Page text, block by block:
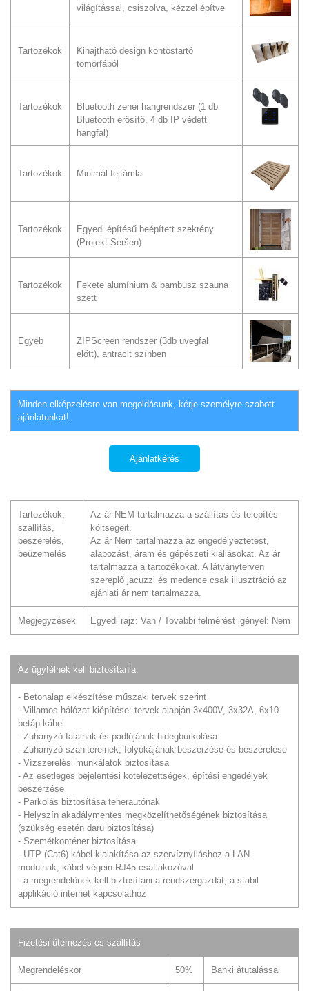
világítással, csiszolva, kézzel építve
Tartozékok
Kihajtható design köntöstartó
tömörfából
Tartozékok
Bluetooth zenei hangrendszer (1 db
Bluetooth erősítő, 4 db IP védett
hangfal)
Tartozékok Minimál fejtámla
Tartozékok
Egyedi építésű beépített szekrény
(Projekt Seršen)
Tartozékok
Fekete alumínium & bambusz szauna
szett
Egyéb
ZIPScreen rendszer (3db üvegfal
előtt), antracit színben
Minden elképzelésre van megoldásunk, kérje személyre szabott
ajánlatunkat!
Ajánlatkérés
Tartozékok,
szállítás,
beszerelés,
beüzemelés
Az ár NEM tartalmazza a szállítás és telepítés
költségeit.
Az ár Nem tartalmazza az engedélyeztetést,
alapozást, áram és gépészeti kiállásokat. Az ár
tartalmazza a tartozékokat. A látványterven
szereplő jacuzzi és medence csak illusztráció az
ajánlati ár nem tartalmazza.
Megjegyzések Egyedi rajz: Van / További felmérést igényel: Nem
Az ügyfélnek kell biztosítania:
- Betonalap elkészítése műszaki tervek szerint
- Villamos hálózat kiépítése: tervek alapján 3x400V, 3x32A, 6x10
betáp kábel
- Zuhanyzó falainak és padlójának hidegburkolása
- Zuhanyzó szanitereinek, folyókájának beszerzése és beszerelése
- Vízszerelési munkálatok biztosítása
- Az esetleges bejelentési kötelezettségek, építési engedélyek
beszerzése
- Parkolás biztosítása teherautónak
- Helyszín akadálymentes megközelíthetőségének biztosítása
(szükség esetén daru biztosítása)
- Szemétkonténer biztosítása
- UTP (Cat6) kábel kialakítása az szervíznyíláshoz a LAN
modulnak, kábel végein RJ45 csatlakozóval
- a megrendelőnek kell biztosítani a rendszergazdát, a stabil
applikáció internet kapcsolathoz
Fizetési ütemezés és szállítás
Megrendeléskor 50% Banki átutalással